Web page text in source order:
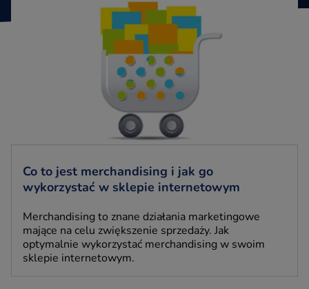
Co to jest merchandising i jak go
wykorzystać w sklepie internetowym
Merchandising to znane działania marketingowe
mające na celu zwiększenie sprzedaży. Jak
optymalnie wykorzystać merchandising w swoim
sklepie internetowym.